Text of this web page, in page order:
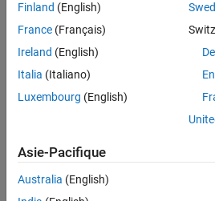
Finland (English)
France (Français)
Ireland (English)
Italia (Italiano)
Luxembourg (English)
Asie-Pacifique
Australia (English)